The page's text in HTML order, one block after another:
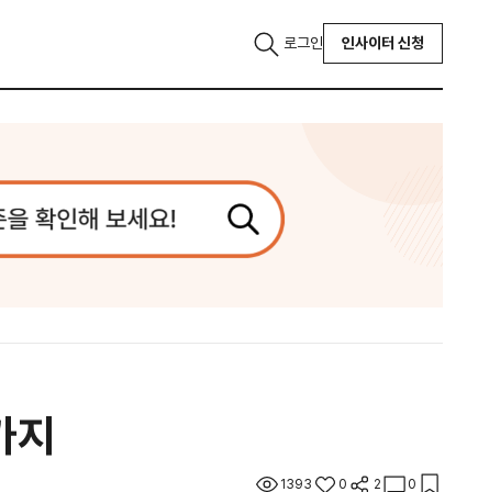
로그인 인사이터 신청
1393 0 2 0